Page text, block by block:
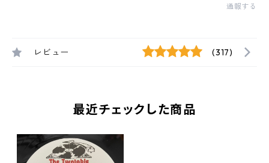
通報する
レビュー (317)
最近チェックした商品